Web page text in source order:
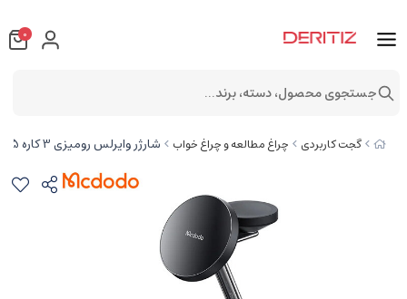
گجت کاربردی چراغ مطالعه و چراغ خواب شارژر وایرلس رومیزی 3 کاره 15 وات مک دودو Mcdodo 15W Night Light Magnetic Wireless Charging Station CH-495
0
جستجوی محصول، دسته، برند...